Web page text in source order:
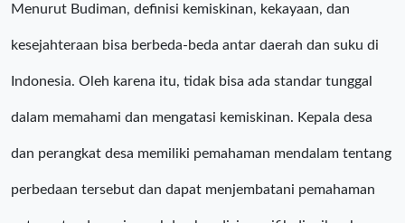
Menurut Budiman, definisi kemiskinan, kekayaan, dan
kesejahteraan bisa berbeda-beda antar daerah dan suku di
Indonesia. Oleh karena itu, tidak bisa ada standar tunggal
dalam memahami dan mengatasi kemiskinan. Kepala desa
dan perangkat desa memiliki pemahaman mendalam tentang
perbedaan tersebut dan dapat menjembatani pemahaman